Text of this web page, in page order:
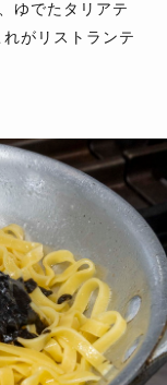
ゆでたタリアテ
がリストランテ